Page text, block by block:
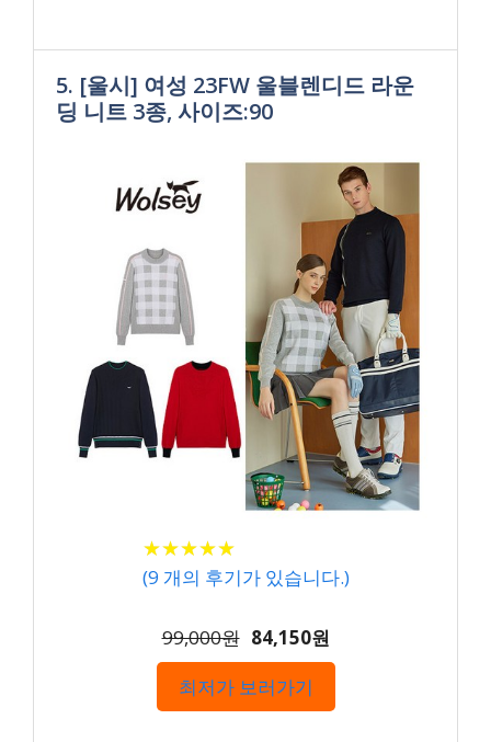
5. [울시] 여성 23FW 울블렌디드 라운
딩 니트 3종, 사이즈:90
★★★★★
★★★★★
(9 개의 후기가 있습니다.)
99,000원 84,150원
최저가 보러가기